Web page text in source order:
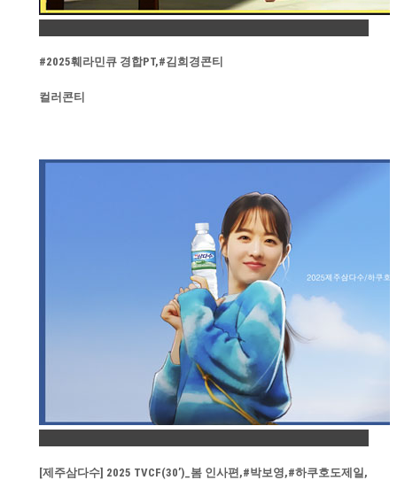
#2025훼라민큐 경합PT,#김희경콘티
컬러콘티
[제주삼다수] 2025 TVCF(30’)_봄 인사편,#박보영,#하쿠호도제일,